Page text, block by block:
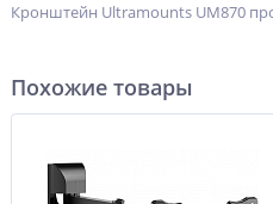
Кронштейн Ultramounts UM870
Похожие товары